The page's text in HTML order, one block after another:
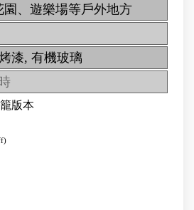
園、遊樂場等戶外地方
漆, 有機玻璃
版本